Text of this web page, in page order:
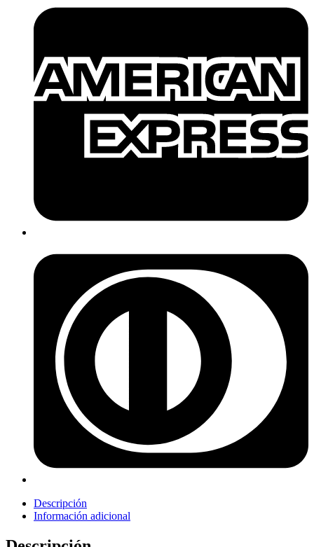
Descripción
Información adicional